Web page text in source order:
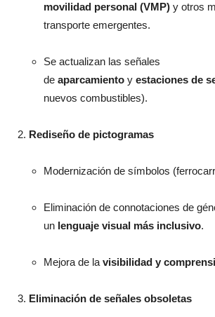
movilidad personal (VMP) y otros
transporte emergentes.
Se actualizan las señales
de aparcamiento y estaciones de
nuevos combustibles).
Rediseño de pictogramas
Modernización de símbolos
Eliminación de connotaciones de
un lenguaje visual más inclusivo.
Mejora de la visibilidad y
Eliminación de señales obsoletas